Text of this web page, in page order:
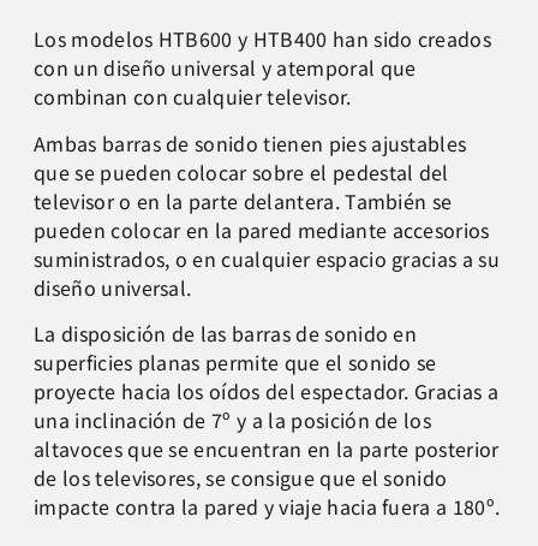
Los modelos HTB600 y HTB400 han sido creados
con un diseño universal y atemporal que
combinan con cualquier televisor.
Ambas barras de sonido tienen pies ajustables
que se pueden colocar sobre el pedestal del
televisor o en la parte delantera. También se
pueden colocar en la pared mediante accesorios
suministrados, o en cualquier espacio gracias a su
diseño universal.
La disposición de las barras de sonido en
superficies planas permite que el sonido se
proyecte hacia los oídos del espectador. Gracias a
una inclinación de 7º y a la posición de los
altavoces que se encuentran en la parte posterior
de los televisores, se consigue que el sonido
impacte contra la pared y viaje hacia fuera a 180º.